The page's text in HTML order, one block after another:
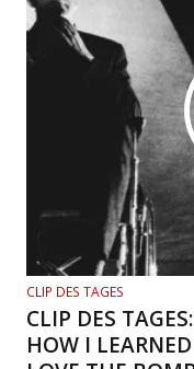
CLIP DES TAGES
CLIP DES
HOW I